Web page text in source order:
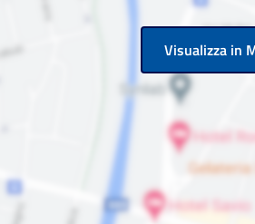
Visualizza in